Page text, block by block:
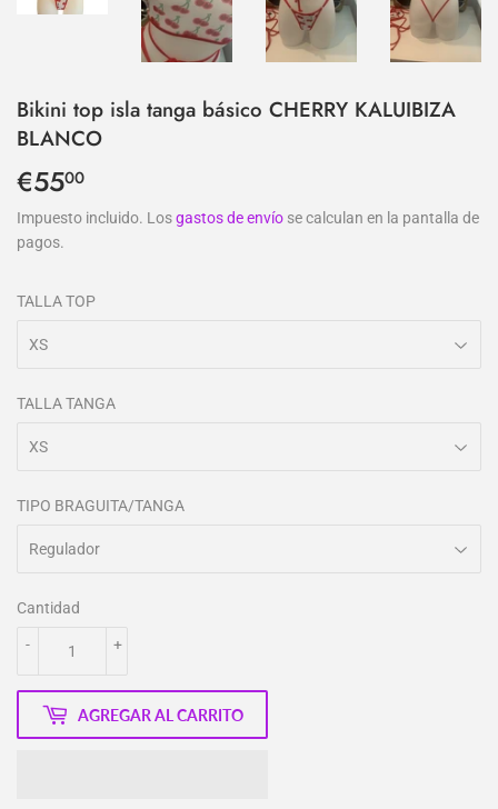
Bikini top isla tanga básico CHERRY KALUIBIZA
BLANCO
€5500
Impuesto incluido. Losgastos de envío se calculan en la pantalla de
pagos.
TALLA TOP
TALLA TANGA
TIPO BRAGUITA/TANGA
Cantidad
+
-
AGREGAR AL CARRITO